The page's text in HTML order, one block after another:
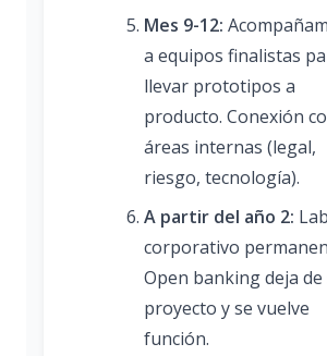
Mes 9-12:
a equipos finalistas
llevar prototipos a
producto. Conexión
áreas internas (legal,
riesgo, tecnología).
A partir del año 2: Lab
corporativo
Open banking deja
proyecto y se vuelve
función.